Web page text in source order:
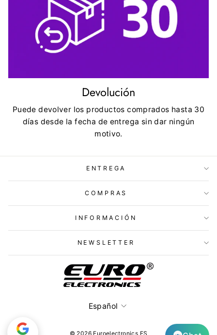
Devolución
Puede devolver los productos comprados hasta 30
días desde la fecha de entrega sin dar ningún
motivo.
ENTREGA
COMPRAS
INFORMACIÓN
NEWSLETTER
Idioma
Español
© 2026 Euroelectronics ES